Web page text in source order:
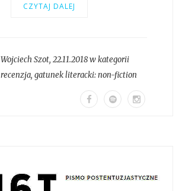
CZYTAJ DALEJ
Wojciech Szot, 22.11.2018 w kategorii
recenzja, gatunek literacki:non-fiction